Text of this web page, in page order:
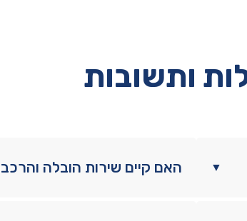
ותשובות
▼ האם קיים שירות הובלה